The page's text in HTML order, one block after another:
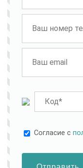
Cогласие с